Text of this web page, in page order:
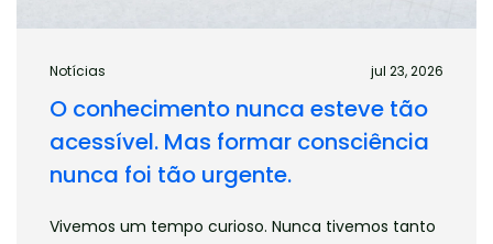
jul 23, 2026
Notícias
O conhecimento nunca esteve tão
acessível. Mas formar consciência
nunca foi tão urgente.
Vivemos um tempo curioso. Nunca tivemos tanto